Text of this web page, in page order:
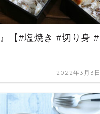
【#塩焼き #切り身 #
2022年3月3日